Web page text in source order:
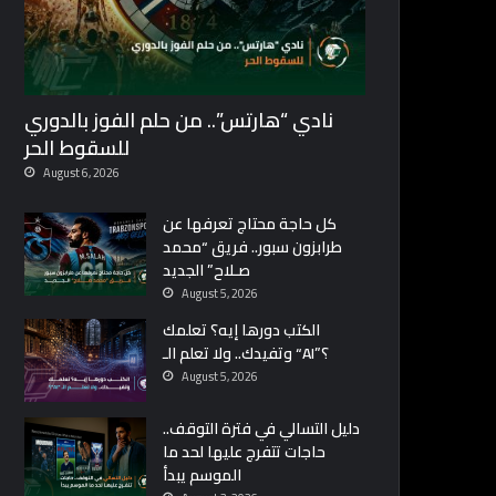
نادي “هارتس”.. من حلم الفوز بالدوري
للسقوط الحر
August 6, 2026
كل حاجة محتاج تعرفها عن
طرابزون سبور.. فريق “محمد
صـلاح” الجديد
August 5, 2026
الكتب دورها إيه؟ تعلمك
وتفيدك.. ولا تعلم الـ “AI”؟
August 5, 2026
دليل التسالي في فترة التوقف..
حاجات تتفرج عليها لحد ما
الموسم يبدأ